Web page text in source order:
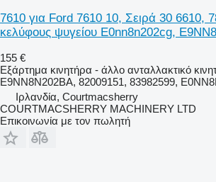
7610 για Ford 7610 10, Σειρά 30 6610,
κελύφους ψυγείου E0nn8n202cg,
155 €
Εξάρτημα κινητήρα - άλλο ανταλλακτικό
E9NN8N202BA, 82009151, 83982599,
Ιρλανδία, Courtmacsherry
COURTMACSHERRY MACHINERY LTD
Επικοινωνία με τον πωλητή